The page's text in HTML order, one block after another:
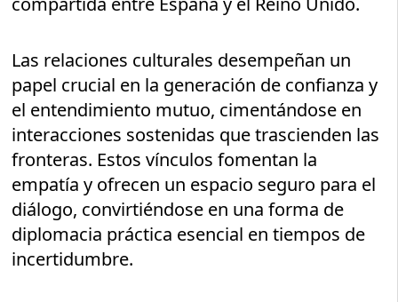
Las relaciones culturales desempeñan un
papel crucial en la generación de confianza y
el entendimiento mutuo, cimentándose en
interacciones sostenidas que trascienden las
fronteras. Estos vínculos fomentan la
empatía y ofrecen un espacio seguro para el
diálogo, convirtiéndose en una forma de
diplomacia práctica esencial en tiempos de
incertidumbre.